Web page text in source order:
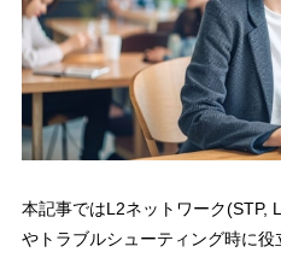
本記事ではL2ネットワーク(STP,
やトラブルシューティング時に